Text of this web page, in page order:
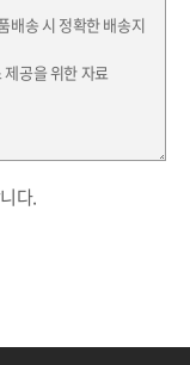
다.